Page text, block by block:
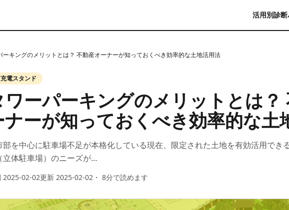
活用別診断
ーキングのメリットとは？ 不動産オーナーが知っておくべき効率的な土地活用法
電スタンド
ワーパーキングのメリットとは？
ナーが知っておくべき効率的な土
部を中心に駐車場不足が本格化している現在、限定された土地を有効活用でき
立体駐車場）のニーズが…
2025-02-02更新 2025-02-02 ・ 8分で読めます